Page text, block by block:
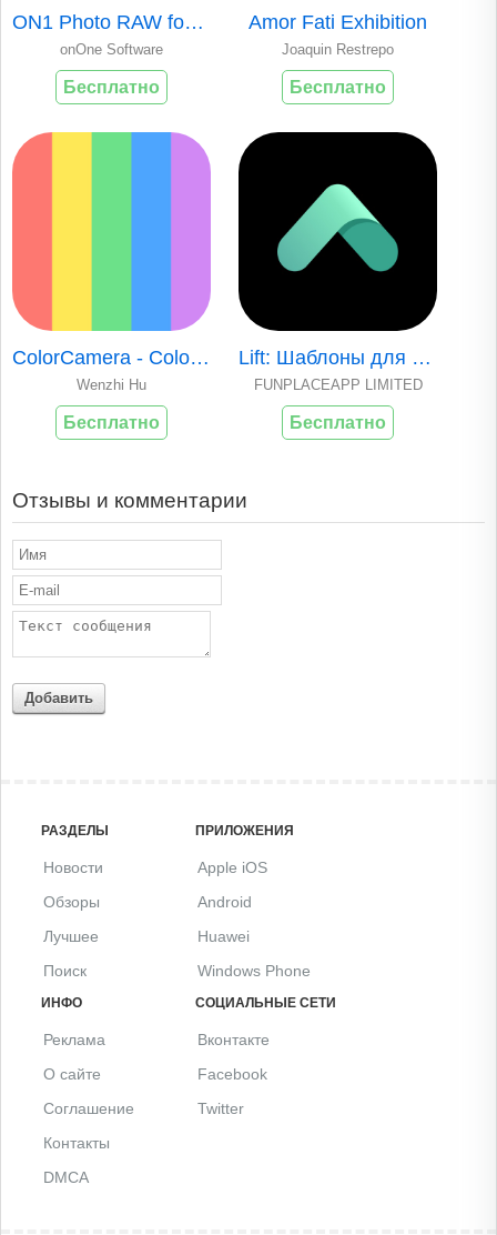
ON1 Photo RAW for Mobile
onOne Software
Бесплатно
Amor Fati Exhibition
Joaquin Restrepo
Бесплатно
ColorCamera - Color Picker
Wenzhi Hu
Бесплатно
Lift: Шаблоны для Сторис
FUNPLACEAPP LIMITED
Бесплатно
Отзывы и комментарии
Добавить
РАЗДЕЛЫ
Новости
Обзоры
Лучшее
Поиск
ПРИЛОЖЕНИЯ
Apple iOS
Android
Huawei
Windows Phone
ИНФО
Реклама
О сайте
Соглашение
Контакты
DMCA
СОЦИАЛЬНЫЕ СЕТИ
Вконтакте
Facebook
Twitter